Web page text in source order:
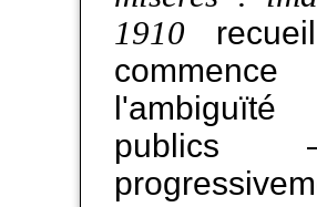
1910
publics